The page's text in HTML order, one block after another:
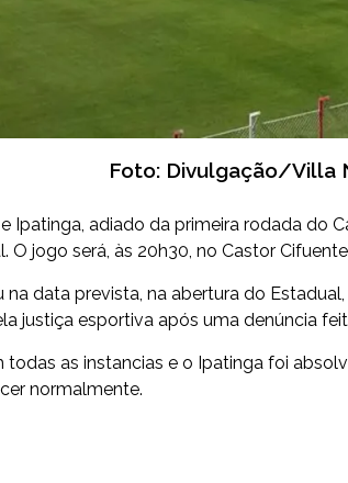
Foto: Divulgação/Villa
Ipatinga, adiado da primeira rodada do
O jogo será, às 20h30, no Castor
data prevista, na abertura do
justiça esportiva após uma denúncia
as instancias e o Ipatinga foi
normalmente.